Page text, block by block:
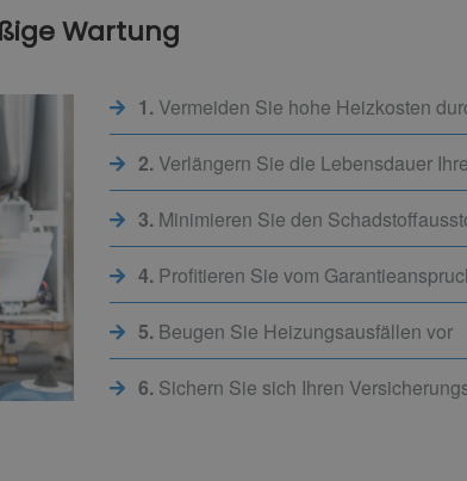
Wartung
1.Vermeiden Sie hohe Heizkosten
2.Verlängern Sie die Lebensdauer
3.Minimieren Sie den
4.Profitieren Sie vom
5.Beugen Sie Heizungsausfällen vor
6.Sichern Sie sich Ihren